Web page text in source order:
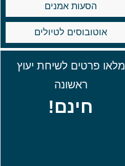
הסעות אמנים
אוטובוסים לטיולים
מלאו פרטים לשיחת יעוץ
ראשונה
חינם!